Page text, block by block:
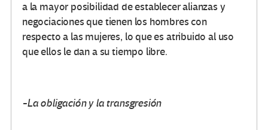
a la mayor posibilidad de establecer alianzas y
negociaciones que tienen los hombres con
respecto a las mujeres, lo que es atribuido al uso
que ellos le dan a su tiempo libre.
-La obligación y la transgresión